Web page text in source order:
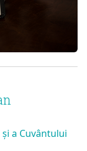
a Cuvântului